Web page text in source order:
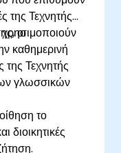
της Τεχνητής
καθημερινή
οι
της Τεχνητής
γλωσσικών
το
διοικητικές